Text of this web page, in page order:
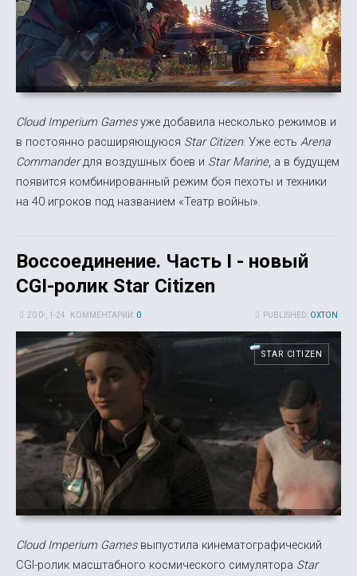
Cloud Imperium Gamesуже добавила несколько режимов и
в постоянно расширяющуюся Star Citizen. Уже есть Arena
Commanderдля воздушных боев и Star Marine, а в будущем
появится комбинированный режим боя пехоты и техники
на 40 игроков под названием «Театр войны».
Воссоединение. Часть I - новый
CGI-ролик Star Citizen
PUBLISHED: OXTON
20 0-, 1-24 КОММЕНТАРИИ: 0
STAR CITIZEN
Cloud Imperium Gamesвыпустила кинематографический
CGI-ролик масштабного космического симулятора Star